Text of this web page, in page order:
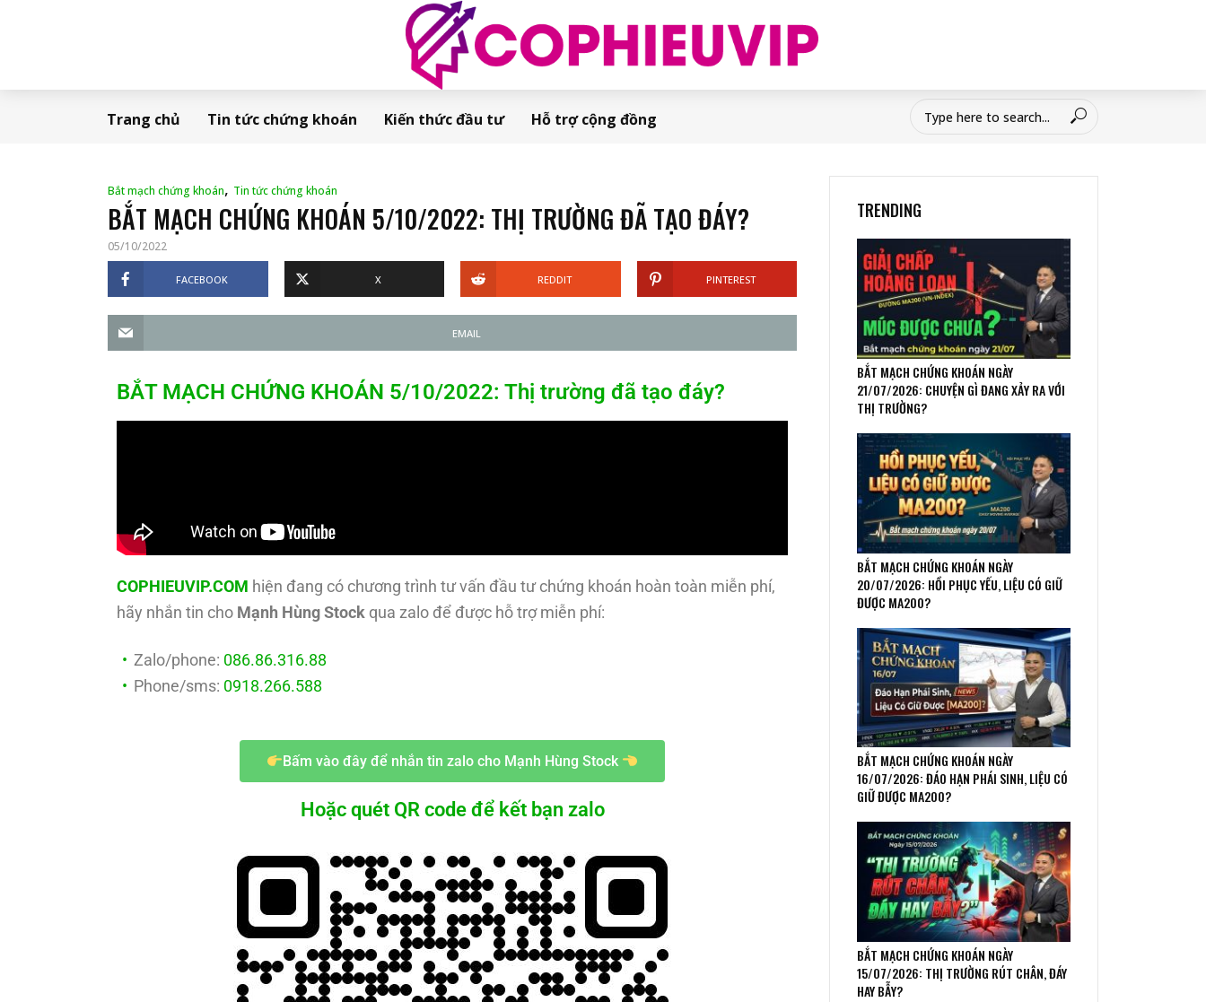
Trang chủ Tin tức chứng khoán Kiến thức đầu tư Hỗ trợ cộng đồng
Bắt mạch chứng khoán, Tin tức chứng khoán
BẮT MẠCH CHỨNG KHOÁN 5/10/2022: THỊ TRƯỜNG ĐÃ TẠO ĐÁY?
05/10/2022
FACEBOOK X REDDIT PINTEREST
EMAIL
BẮT MẠCH CHỨNG KHOÁN 5/10/2022: Thị trường đã tạo đáy?
COPHIEUVIP.COM hiện đang có chương trình tư vấn đầu tư chứng khoán hoàn toàn miễn phí,
hãy nhắn tin cho Mạnh Hùng Stock qua zalo để được hỗ trợ miễn phí:
Zalo/phone: 086.86.316.88
Phone/sms: 0918.266.588
Bấm vào đây để nhắn tin zalo cho Mạnh Hùng Stock
Hoặc quét QR code để kết bạn zalo
TRENDING
BẮT MẠCH CHỨNG KHOÁN NGÀY
21/07/2026: CHUYỆN GÌ ĐANG XẢY RA VỚI
THỊ TRƯỜNG?
BẮT MẠCH CHỨNG KHOÁN NGÀY
20/07/2026: HỒI PHỤC YẾU, LIỆU CÓ GIỮ
ĐƯỢC MA200?
BẮT MẠCH CHỨNG KHOÁN NGÀY
16/07/2026: ĐÁO HẠN PHÁI SINH, LIỆU CÓ
GIỮ ĐƯỢC MA200?
BẮT MẠCH CHỨNG KHOÁN NGÀY
15/07/2026: THỊ TRƯỜNG RÚT CHÂN, ĐÁY
HAY BẪY?